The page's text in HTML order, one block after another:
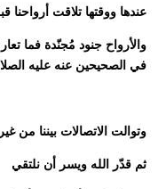
عندها ووقتها تلاقت أرواحنا
والأرواح جنود مُجنّدة فما
في الصحيحين عنه عليه
وتوالت الاتصالات بيننا من
ثم قدّر الله ويسر أن نلتقي